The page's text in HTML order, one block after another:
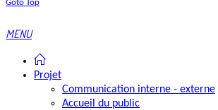
Goto Top
MENU
Projet
Communication interne - externe
Accueil du public